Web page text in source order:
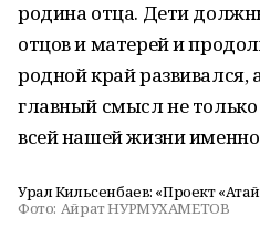
родина отца. Дети
отцов и матерей и
родной край развивался,
главный смысл не только
всей нашей жизни именно
Урал Кильсенбаев: «Проект
Фото: Айрат НУРМУХАМЕТОВ